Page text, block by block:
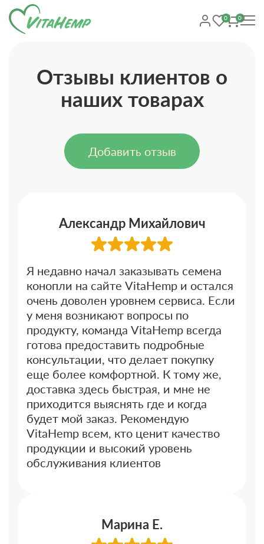
0 0
Отзывы клиентов о
наших товарах
Добавить отзыв
Александр Михайлович
Я недавно начал заказывать семена
конопли на сайте VitaHemp и остался
очень доволен уровнем сервиса. Если
у меня возникают вопросы по
продукту, команда VitaHemp всегда
готова предоставить подробные
консультации, что делает покупку
еще более комфортной. К тому же,
доставка здесь быстрая, и мне не
приходится выяснять где и когда
будет мой заказ. Рекомендую
VitaHemp всем, кто ценит качество
продукции и высокий уровень
обслуживания клиентов
Марина Е.